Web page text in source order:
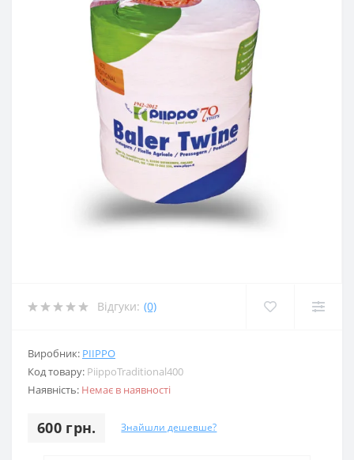
Відгуки: (0)
Виробник: PIIPPO
Код товару: PiippoTraditional400
Наявність: Немає в наявності
600 грн. Знайшли дешевше?